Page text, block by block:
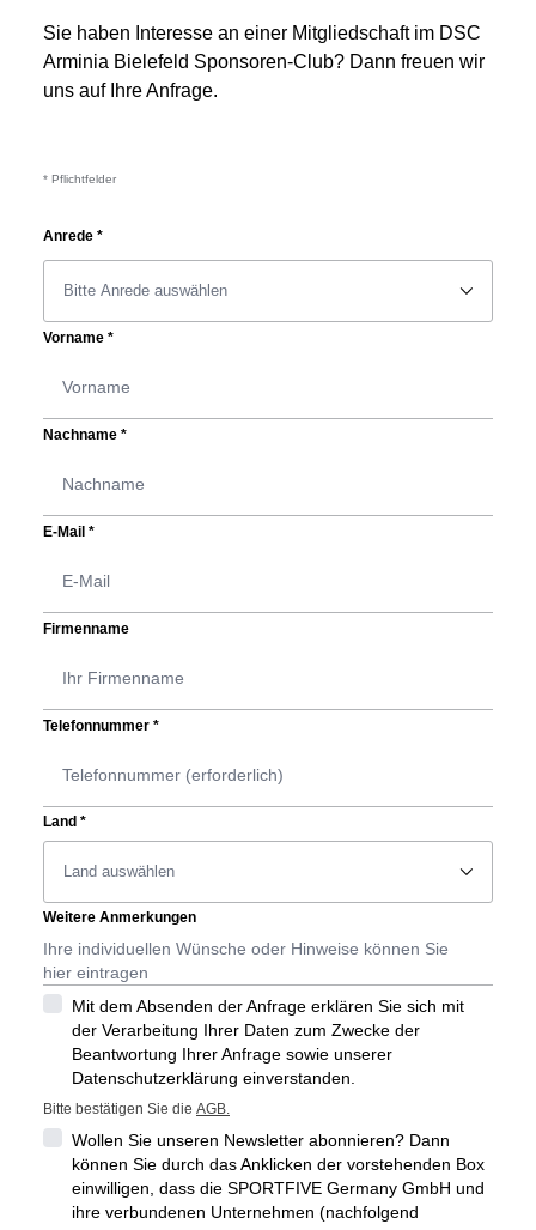
Sie haben Interesse an einer Mitgliedschaft im DSC
Arminia Bielefeld Sponsoren-Club? Dann freuen wir
uns auf Ihre Anfrage.
* Pflichtfelder
Anrede *
􀆈
Vorname *
Nachname *
E-Mail *
Firmenname
Telefonnummer *
Land *
􀆈
Weitere Anmerkungen
Mit dem Absenden der Anfrage erklären Sie sich mit
der Verarbeitung Ihrer Daten zum Zwecke der
Beantwortung Ihrer Anfrage sowie unserer
Datenschutzerklärung einverstanden.
Bitte bestätigen Sie die AGB.
Wollen Sie unseren Newsletter abonnieren? Dann
können Sie durch das Anklicken der vorstehenden Box
einwilligen, dass die SPORTFIVE Germany GmbH und
ihre verbundenen Unternehmen (nachfolgend